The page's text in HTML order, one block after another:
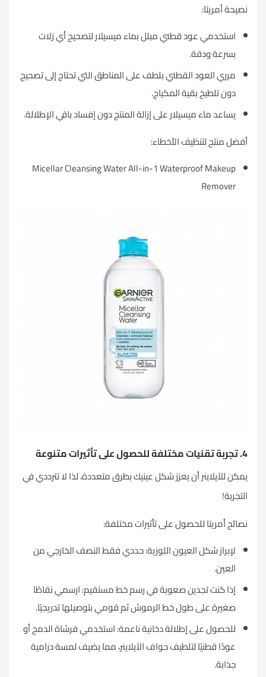
نصيحة أمريتا:
استخدمي عود قطني مبلل بماء ميسيلار لتصحيح أي زلات
بسرعة ودقة.
مرري العود القطني بلطف على المناطق التي تحتاج إلى تصحيح
دون تلطيخ بقية المكياج.
يساعد ماء ميسيلار على إزالة المنتج دون إفساد باقي الإطلالة.
أفضل منتج لتنظيف الأخطاء:
Micellar Cleansing Water All-in-1 Waterproof Makeup
Remover
4. تجربة تقنيات مختلفة للحصول على تأثيرات متنوعة
يمكن للآيلاينر أن يعزز شكل عينيك بطرق متعددة، لذا لا تترددي في
التجربة!
نصائح أمريتا للحصول على تأثيرات مختلفة:
لإبراز شكل العيون اللوزية: حددي فقط النصف الخارجي من
العين.
إذا كنت تجدين صعوبة في رسم خط مستقيم: ارسمي نقاطًا
صغيرة على طول خط الرموش ثم قومي بتوصيلها تدريجيًا.
للحصول على إطلالة دخانية ناعمة: استخدمي فرشاة الدمج أو
عودًا قطنيًا لتلطيف حواف الآيلاينر، مما يضيف لمسة درامية
جذابة.